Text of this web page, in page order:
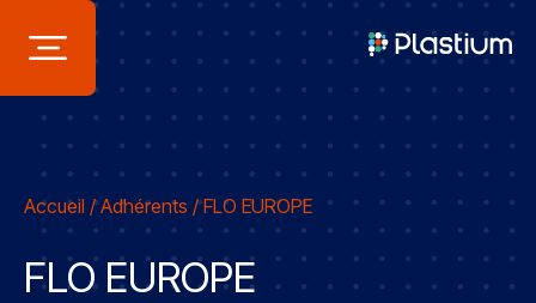
Accueil /Adhérents /FLO EUROPE
FLO EUROPE
Panneau de gestion des cookies